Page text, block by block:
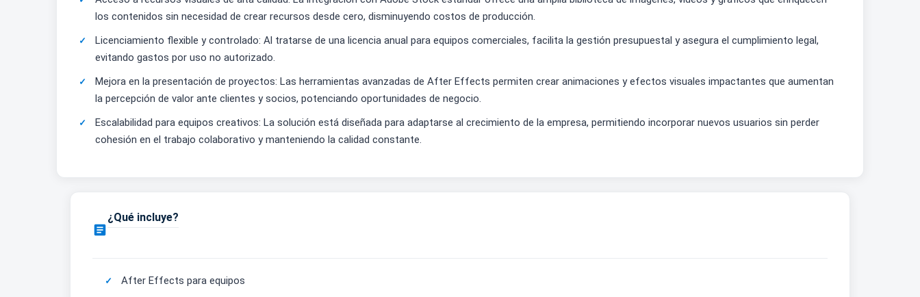
los contenidos sin necesidad de crear recursos desde cero, disminuyendo costos de producción.
Licenciamiento flexible y controlado: Al tratarse de una licencia anual para equipos comerciales, facilita la gestión presupuestal y asegura el cumplimiento legal,
evitando gastos por uso no autorizado.
Mejora en la presentación de proyectos: Las herramientas avanzadas de After Effects permiten crear animaciones y efectos visuales impactantes que aumentan
la percepción de valor ante clientes y socios, potenciando oportunidades de negocio.
Escalabilidad para equipos creativos: La solución está diseñada para adaptarse al crecimiento de la empresa, permitiendo incorporar nuevos usuarios sin perder
cohesión en el trabajo colaborativo y manteniendo la calidad constante.

¿Qué incluye?
After Effects para equipos